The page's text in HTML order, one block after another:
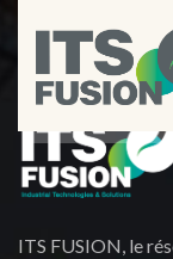
ITS FUSION, le